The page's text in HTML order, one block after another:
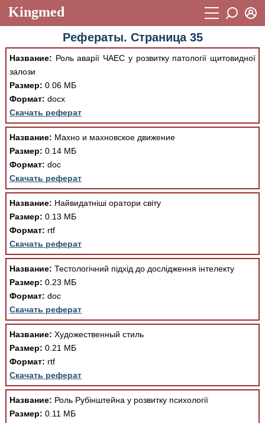
Kingmed
Учебный материал
Видеогалерея 899
Фотогалерея (1906)
Истории болезней
Лекции и презентации
Аккредитационные тесты
Методические рекомендации
Научно-популярное
Статьи
Новости (244)
Медицинская стандартизация
Нормативы экстренной и неотложной помощи
Нормы лабораторных и инструментальных
исследований
Обратная связь
Добавить материал
FAQ
Логин (E-mail):
Пароль
Восстановить пароль
Регистрация
Рефераты. Страница 35
Название: Роль аварії ЧАЕС у розвитку патології щитовидної
залози
Размер: 0.06 МБ
Формат: docx
Скачать реферат
Название: Махно и махновское движение
Размер: 0.14 МБ
Формат: doc
Скачать реферат
Название: Найвидатніші оратори світу
Размер: 0.13 МБ
Формат: rtf
Скачать реферат
Название: Тестологічний підхід до дослідження інтелекту
Размер: 0.23 МБ
Формат: doc
Скачать реферат
Название: Художественный стиль
Размер: 0.21 МБ
Формат: rtf
Скачать реферат
Название: Роль Рубінштейна у розвитку психології
Размер: 0.11 МБ